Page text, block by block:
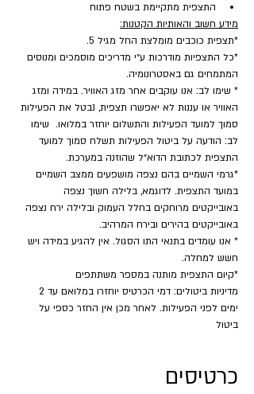
התצפית מתקיימת בשטח פתוח
מידע חשוב והאותיות הקטנות:
*תצפית כוכבים מומלצת החל מגיל 5.
*כל התצפיות מודרכות ע״י מדריכים מוסמכים ומנוסים
המתמחים גם באסטרונומיה.
* שימו לב: אנו עוקבים אחר מזג האוויר. במידה ומזג
האוויר או עננות לא יאפשרו תצפית, נבטל את הפעילות
סמוך למועד הפעילות והתשלום יוחזר במלואו.  שימו
לב: הודעה על ביטול הפעילות תשלח סמוך למועד
התצפית לכתובת הדוא״ל שהוזנה במערכת.
*גרמי השמיים בהם נצפה מושפעים ממצב השמיים
במועד התצפית. לדוגמא, בלילה חשוך נצפה
באובייקטים מרוחקים בחלל העמוק ובלילה ירח נצפה
באובייקטים בהירים ובירח המרהיב.
* אנו עומדים בתנאי התו הסגול. אין להגיע במידה ויש
חשש למחלה.
​*קיום התצפית מותנה במספר משתתפים
ימים לפני הפעילות. לאחר מכן אין החזר כספי על
ביטול
כרטיסים